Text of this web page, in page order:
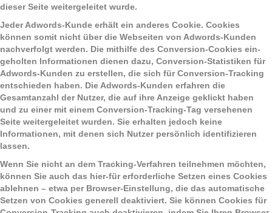
dieser Seite weitergeleitet wurde.
Jeder Adwords-Kunde erhält ein anderes Cookie. Cookies
können somit nicht über die Webseiten von Adwords-Kunden
nachverfolgt werden. Die mithilfe des Conversion-Cookies ein-
geholten Informationen dienen dazu, Conversion-Statistiken für
Adwords-Kunden zu erstellen, die sich für Conversion-Tracking
entschieden haben. Die Adwords-Kunden erfahren die
Gesamtanzahl der Nutzer, die auf ihre Anzeige geklickt haben
und zu einer mit einem Conversion-Tracking-Tag versehenen
Seite weitergeleitet wurden. Sie erhalten jedoch keine
Informationen, mit denen sich Nutzer persönlich identifizieren
lassen.
Wenn Sie nicht an dem Tracking-Verfahren teilnehmen möchten,
können Sie auch das hier-für erforderliche Setzen eines Cookies
ablehnen – etwa per Browser-Einstellung, die das automatische
Setzen von Cookies generell deaktiviert. Sie können Cookies für